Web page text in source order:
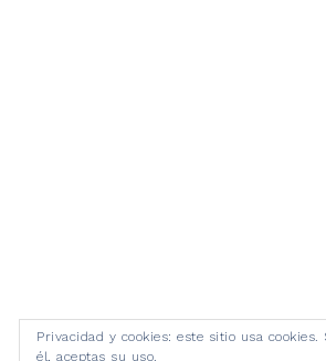
Privacidad y cookies: este sitio usa
él, aceptas su uso.